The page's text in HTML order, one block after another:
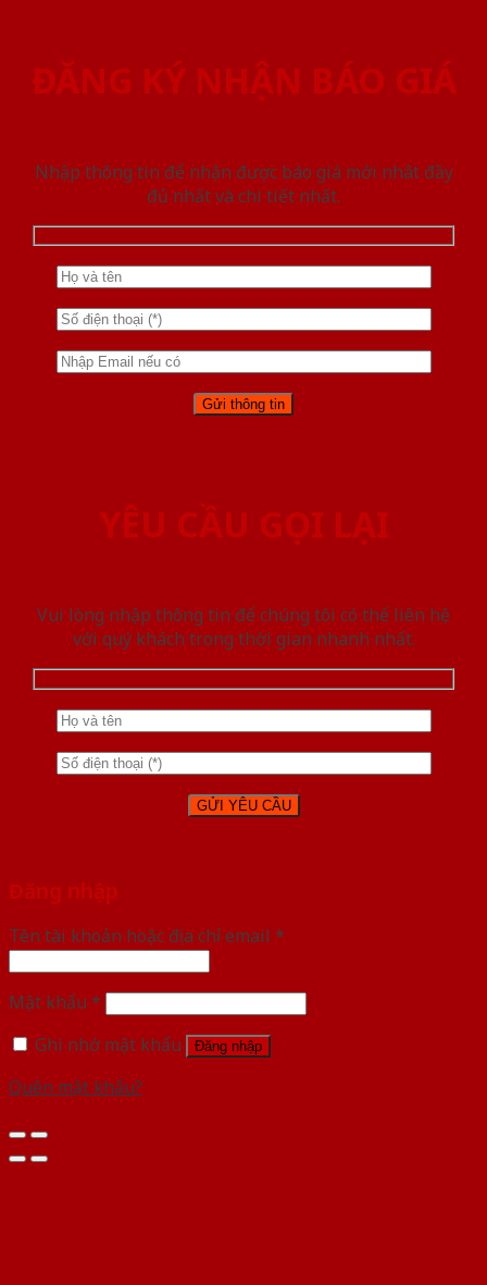
ĐĂNG KÝ NHẬN BÁO GIÁ
Nhập thông tin để nhận được báo giá mới nhât đầy
đủ nhất và chi tiết nhất.
YÊU CẦU GỌI LẠI
Vui lòng nhập thông tin để chúng tôi có thể liên hệ
với quý khách trong thời gian nhanh nhất.
Đăng nhập
Tên tài khoản hoặc địa chỉ email *
Mật khẩu *
Ghi nhớ mật khẩu
Đăng nhập
Quên mật khẩu?